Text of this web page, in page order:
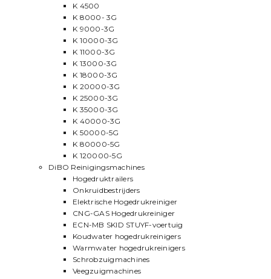
K 4500
K 8000- 3G
K 9000-3G
K 10000-3G
K 11000-3G
K 13000-3G
K 18000-3G
K 20000-3G
K 25000-3G
K 35000-3G
K 40000-3G
K 50000-5G
K 80000-5G
K 120000-5G
DiBO Reinigingsmachines
Hogedruktrailers
Onkruidbestrijders
Elektrische Hogedrukreiniger
CNG-GAS Hogedrukreiniger
ECN-MB SKID STUYF-voertuig
Koudwater hogedrukreinigers
Warmwater hogedrukreinigers
Schrobzuigmachines
Veegzuigmachines